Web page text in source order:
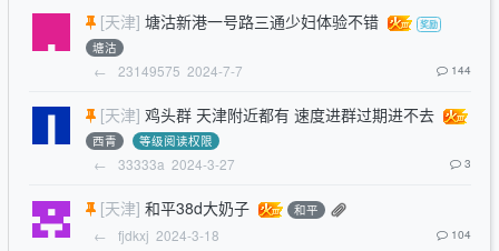
[天津] 塘沽新港一号路三通少妇体验不错
塘沽
← 23149575 2024-7-7 144
[天津] 鸡头群 天津附近都有 速度进群过期进不去
西青 等级阅读权限
← 33333a 2024-3-27 3
[天津] 和平38d大奶子 和平
← fjdkxj 2024-3-18 104